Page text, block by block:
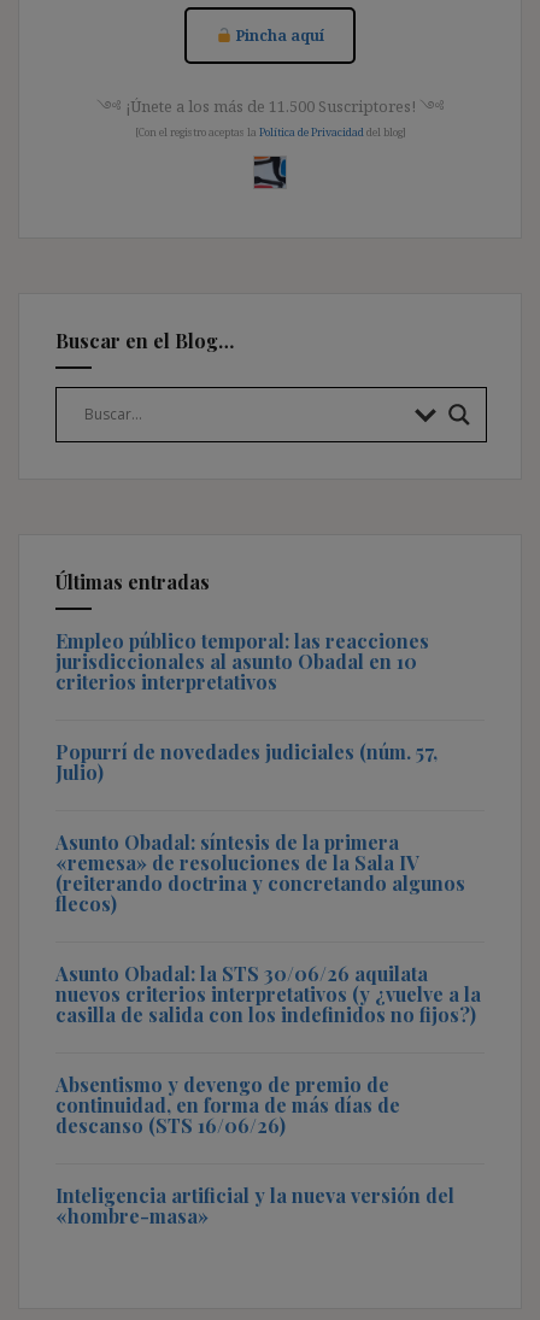
Pincha aquí
༺ ¡Únete a los más de 11.500 Suscriptores! ༺
[Con el registro aceptas la Política de Privacidad del blog]
Buscar en el Blog…
Últimas entradas
Empleo público temporal: las reacciones
jurisdiccionales al asunto Obadal en 10
criterios interpretativos
Popurrí de novedades judiciales (núm. 57,
Julio)
Asunto Obadal: síntesis de la primera
«remesa» de resoluciones de la Sala IV
(reiterando doctrina y concretando algunos
flecos)
Asunto Obadal: la STS 30/06/26 aquilata
nuevos criterios interpretativos (y ¿vuelve a la
casilla de salida con los indefinidos no fijos?)
Absentismo y devengo de premio de
continuidad, en forma de más días de
descanso (STS 16/06/26)
Inteligencia artificial y la nueva versión del
«hombre-masa»